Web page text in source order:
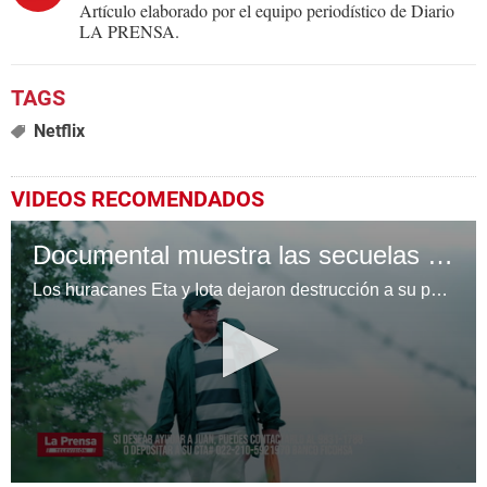
Artículo elaborado por el equipo periodístico de Diario
LA PRENSA.
Netflix
VIDEOS RECOMENDADOS
Documental muestra las secuelas de los huracanes Eta y Iota en Honduras
Los huracanes Eta y Iota dejaron destrucción a su paso, el hondureño Juan Laínez lo perdió todo. Su historia es triste y conmovedora, pero tiene fe de que saldrá adelante.